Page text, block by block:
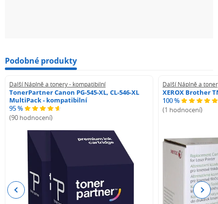
Podobné produkty
Další Náplně a tonery - kompatibilní
TonerPartner Canon PG-545-XL, CL-546-XL
MultiPack - kompatibilní
95 %
(90 hodnocení)
Další Náplně a
XEROX Brother
100 %
(1 hodnocení)
Previous Next